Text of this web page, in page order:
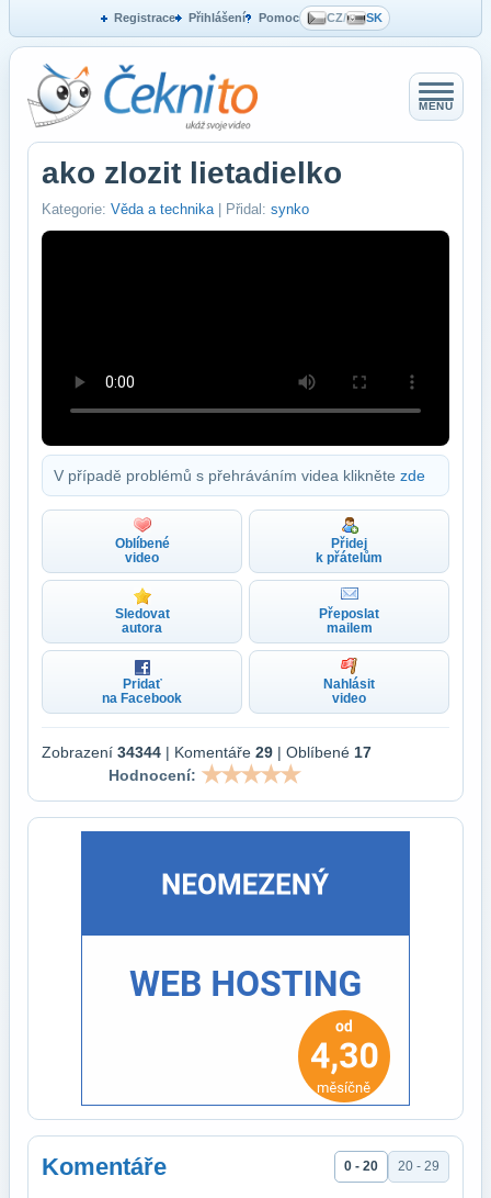
Registrace Přihlášení Pomoc CZ/ SK
MENU
ako zlozit lietadielko
Kategorie: Věda a technika | Přidal: synko
V případě problémů s přehráváním videa klikněte zde
Oblíbené
video
Přidej
k přátelům
Sledovat
autora
Přeposlat
mailem
Pridať
na Facebook
Nahlásit
video
Zobrazení 34344 | Komentáře 29 | Oblíbené 17
Hodnocení:
Komentáře 0 - 20 20 - 29